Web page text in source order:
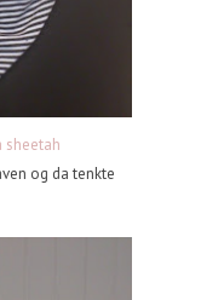
sheetah
og da tenkte